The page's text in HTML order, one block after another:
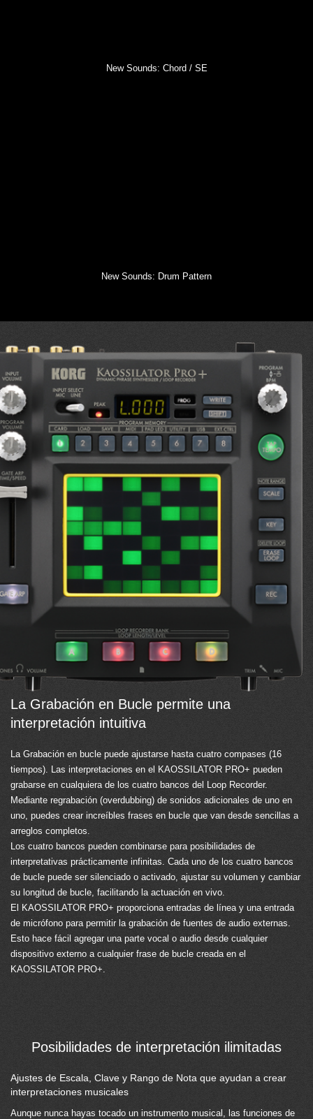
New Sounds: Chord / SE
New Sounds: Drum Pattern
La Grabación en Bucle permite una
interpretación intuitiva
La Grabación en bucle puede ajustarse hasta cuatro compases (16
tiempos). Las interpretaciones en el KAOSSILATOR PRO+ pueden
grabarse en cualquiera de los cuatro bancos del Loop Recorder.
Mediante regrabación (overdubbing) de sonidos adicionales de uno en
uno, puedes crear increíbles frases en bucle que van desde sencillas a
arreglos completos.
Los cuatro bancos pueden combinarse para posibilidades de
interpretativas prácticamente infinitas. Cada uno de los cuatro bancos
de bucle puede ser silenciado o activado, ajustar su volumen y cambiar
su longitud de bucle, facilitando la actuación en vivo.
El KAOSSILATOR PRO+ proporciona entradas de línea y una entrada
de micrófono para permitir la grabación de fuentes de audio externas.
Esto hace fácil agregar una parte vocal o audio desde cualquier
dispositivo externo a cualquier frase de bucle creada en el
KAOSSILATOR PRO+.
Posibilidades de interpretación ilimitadas
Ajustes de Escala, Clave y Rango de Nota que ayudan a crear
interpretaciones musicales
Aunque nunca hayas tocado un instrumento musical, las funciones de